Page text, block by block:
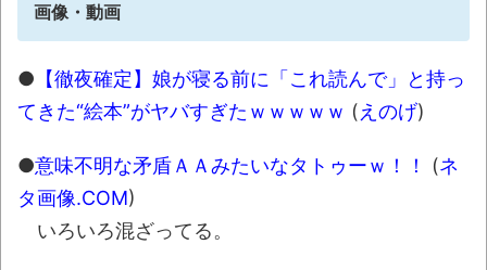
画像・動画
● 【徹夜確定】娘が寝る前に「これ読んで」と持っ
てきた“絵本”がヤバすぎたｗｗｗｗｗ (えのげ)
●意味不明な矛盾ＡＡみたいなタトゥーｗ！！ (ネ
タ画像.COM)
いろいろ混ざってる。